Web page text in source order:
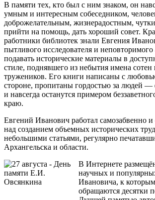
В памяти тех, кто был с ним знаком, он
умным и интересным собеседником,
доброжелательным, жизнерадостным,
прийти на помощь, дать хороший совет.
работники библиотек знали Евгения
пытливого исследователя и
подавать исторические материалы в
стиле, поднявшего из небытия имена
тружеников. Его книги написаны с
стороне, пропитаны гордостью за людей —
и навсегда останутся примером
краю.
Евгений Иванович работал самозабвенно
над созданием объемных исторических
небольшими статьями, регулярно
Архангельска и области.
В Интернете
научных и
Ивановича, к
обращаются десятки